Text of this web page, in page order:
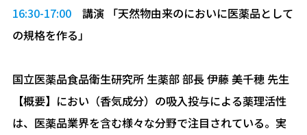
16:30-17:00講演 「天然物由来のにおいに医薬品として
の規格を作る」
国⽴医薬品⾷品衛⽣研究所 ⽣薬部 部⻑ 伊藤 美千穂 先⽣
【概要】におい（⾹気成分）の吸⼊投与による薬理活性
は、医薬品業界を含む様々な分野で注⽬されている。実